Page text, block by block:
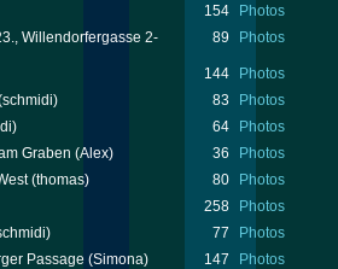
154
Photos
Willendorfergasse 2-
89 Photos
144
Photos
83
Photos
64
Photos
Graben (Alex) 36
Photos
(thomas) 80
Photos
258
Photos
77
Photos
Passage (Simona) 147
Photos